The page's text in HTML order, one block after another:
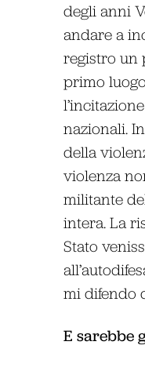
degli anni
andare a
registro un
primo
nazionali.
della
violenza
militante
intera. La
Stato
mi difendo
E sarebbe